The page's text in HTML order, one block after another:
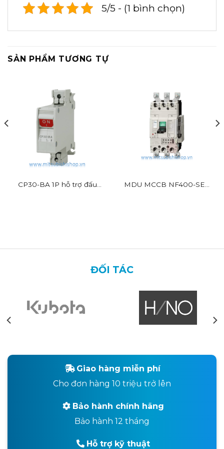
5/5 - (1 bình chọn)
SẢN PHẨM TƯƠNG TỰ
CP30-BA 1P hỗ trợ đấu
MDU MCCB NF400-SEV
ĐỐI TÁC
Giao hàng miễn phí
Cho đơn hàng 10 triệu trở lên
Bảo hành chính hãng
Bảo hành 12 tháng
Hỗ trợ kỹ thuật